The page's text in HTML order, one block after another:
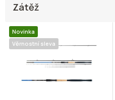
Zátěž
V
ý
p
Novinka
Věrnostní sleva